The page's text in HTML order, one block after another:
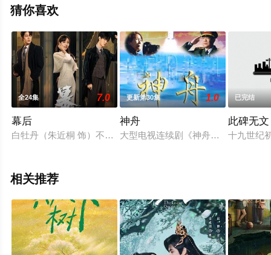
翟晓鸣,邓钢,王涵,麻骏,李德龙,鲁莽,牟芮,白鹭,孔明,胡姐,麻
清未删减完整版电视剧全集就上飘花影院，更多相关信息
可移步至豆瓣电视剧、电视猫或剧情网等平台了解。
。
猜你喜欢
全24集 7.0
幕后
白牡丹（朱近桐 饰）不受感情的左右，决心要找出父亲的死因
更新第30集 1.0
神舟
大型电视连续剧《神舟》，主要讲述
已完结
此碑无文
十九世纪
相关推荐